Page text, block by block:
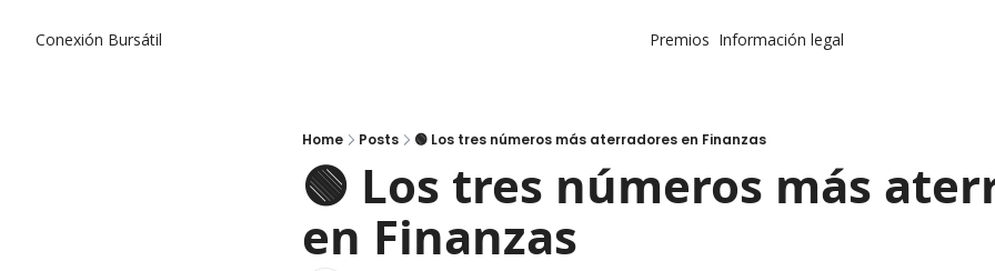
Conexión Bursátil Premios Información legal
Home Posts 🟢 Los tres números más aterradores en Finanzas
🟢 Los tres números más
en Finanzas